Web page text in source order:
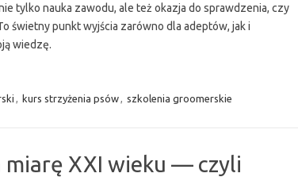
tylko nauka zawodu, ale też okazja do sprawdzenia, czy
świetny punkt wyjścia zarówno dla adeptów, jak i
wiedzę.
, kurs strzyżenia psów, szkolenia groomerskie
miarę XXI wieku — czyli